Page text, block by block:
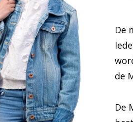
De
de
De